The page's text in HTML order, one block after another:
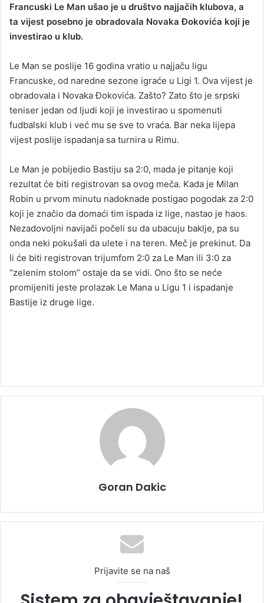
Francuski Le Man ušao je u društvo najjačih klubova, a
ta vijest posebno je obradovala Novaka Đokovića koji je
investirao u klub.
Le Man se poslije 16 godina vratio u najjaču ligu
Francuske, od naredne sezone igraće u Ligi 1. Ova vijest je
obradovala i Novaka Đokovića. Zašto? Zato što je srpski
teniser jedan od ljudi koji je investirao u spomenuti
fudbalski klub i već mu se sve to vraća. Bar neka lijepa
vijest poslije ispadanja sa turnira u Rimu.
Le Man je pobijedio Bastiju sa 2:0, mada je pitanje koji
rezultat će biti registrovan sa ovog meča. Kada je Milan
Robin u prvom minutu nadoknade postigao pogodak za 2:0
koji je značio da domaći tim ispada iz lige, nastao je haos.
Nezadovoljni navijači počeli su da ubacuju baklje, pa su
onda neki pokušali da ulete i na teren. Meč je prekinut. Da
li će biti registrovan trijumfom 2:0 za Le Man ili 3:0 za
“zelenim stolom” ostaje da se vidi. Ono što se neće
promijeniti jeste prolazak Le Mana u Ligu 1 i ispadanje
Bastije iz druge lige.
Goran Dakic
Prijavite se na naš